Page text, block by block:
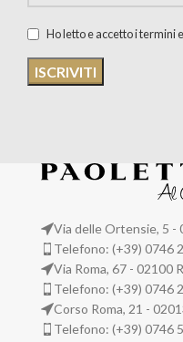
Ho letto e accetto i termini
Via delle Ortensie, 5 -
Telefono: (+39) 0746
Via Roma, 67 - 02100
Telefono: (+39) 0746
Corso Roma, 21 -
Telefono: (+39) 0746